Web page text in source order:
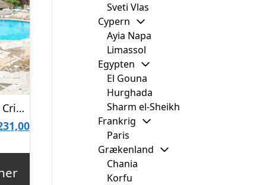
Iberostar Waves Cristina
Den
Sveti Vlas
Cypern
Ayia Napa
Limassol
Egypten
El Gouna
Hurghada
Sharm el-Sheikh
Frankrig
Paris
Grækenland
Chania
Korfu